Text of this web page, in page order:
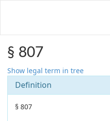
§ 807
Show legal term in tree
Definition
§ 807